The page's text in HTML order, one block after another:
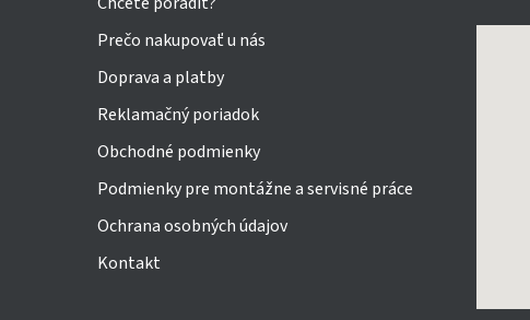
Prečo nakupovať u nás
Doprava a platby
Reklamačný poriadok
Obchodné podmienky
Podmienky pre montážne a servisné práce
Ochrana osobných údajov
Kontakt